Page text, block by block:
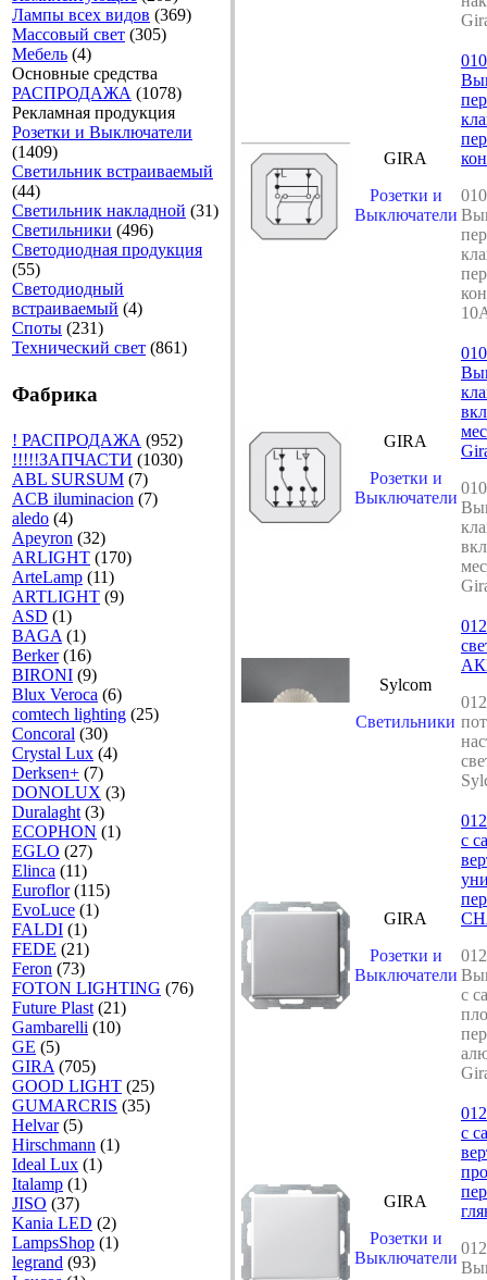
Лампы всех видов (369)
Массовый свет (305)
Мебель (4)
Основные средства
РАСПРОДАЖА (1078)
Рекламная продукция
Розетки и Выключатели
(1409)
Светильник встраиваемый
(44)
Светильник накладной (31)
Светильники (496)
Светодиодная продукция
(55)
Светодиодный
встраиваемый (4)
Споты (231)
Технический свет (861)
Фабрика
! РАСПРОДАЖА (952)
!!!!!ЗАПЧАСТИ (1030)
ABL SURSUM (7)
ACB iluminacion (7)
aledo (4)
Apeyron (32)
ARLIGHT (170)
ArteLamp (11)
ARTLIGHT (9)
ASD (1)
BAGA (1)
Berker(16)
BIRONI (9)
Blux Veroca (6)
comtech lighting (25)
Concoral (30)
Crystal Lux (4)
Derksen+ (7)
DONOLUX (3)
Duralaght (3)
ECOPHON (1)
EGLO (27)
Elinca (11)
Euroflor(115)
EvoLuce (1)
FALDI (1)
FEDE (21)
Feron (73)
FOTON LIGHTING (76)
Future Plast (21)
Gambarelli (10)
GE (5)
GIRA (705)
GOOD LIGHT (25)
GUMARCRIS (35)
Helvar(5)
Hirschmann (1)
Ideal Lux (1)
Italamp (1)
JISO (37)
Kania LED (2)
LampsShop (1)
legrand (93)
GIRA
Розетки и
Выключатели
GIRA
Розетки и
Выключатели
Sylcom
Светильники
GIRA
Розетки и
Выключатели
с
с
GIRA
Розетки и
Выключатели
с